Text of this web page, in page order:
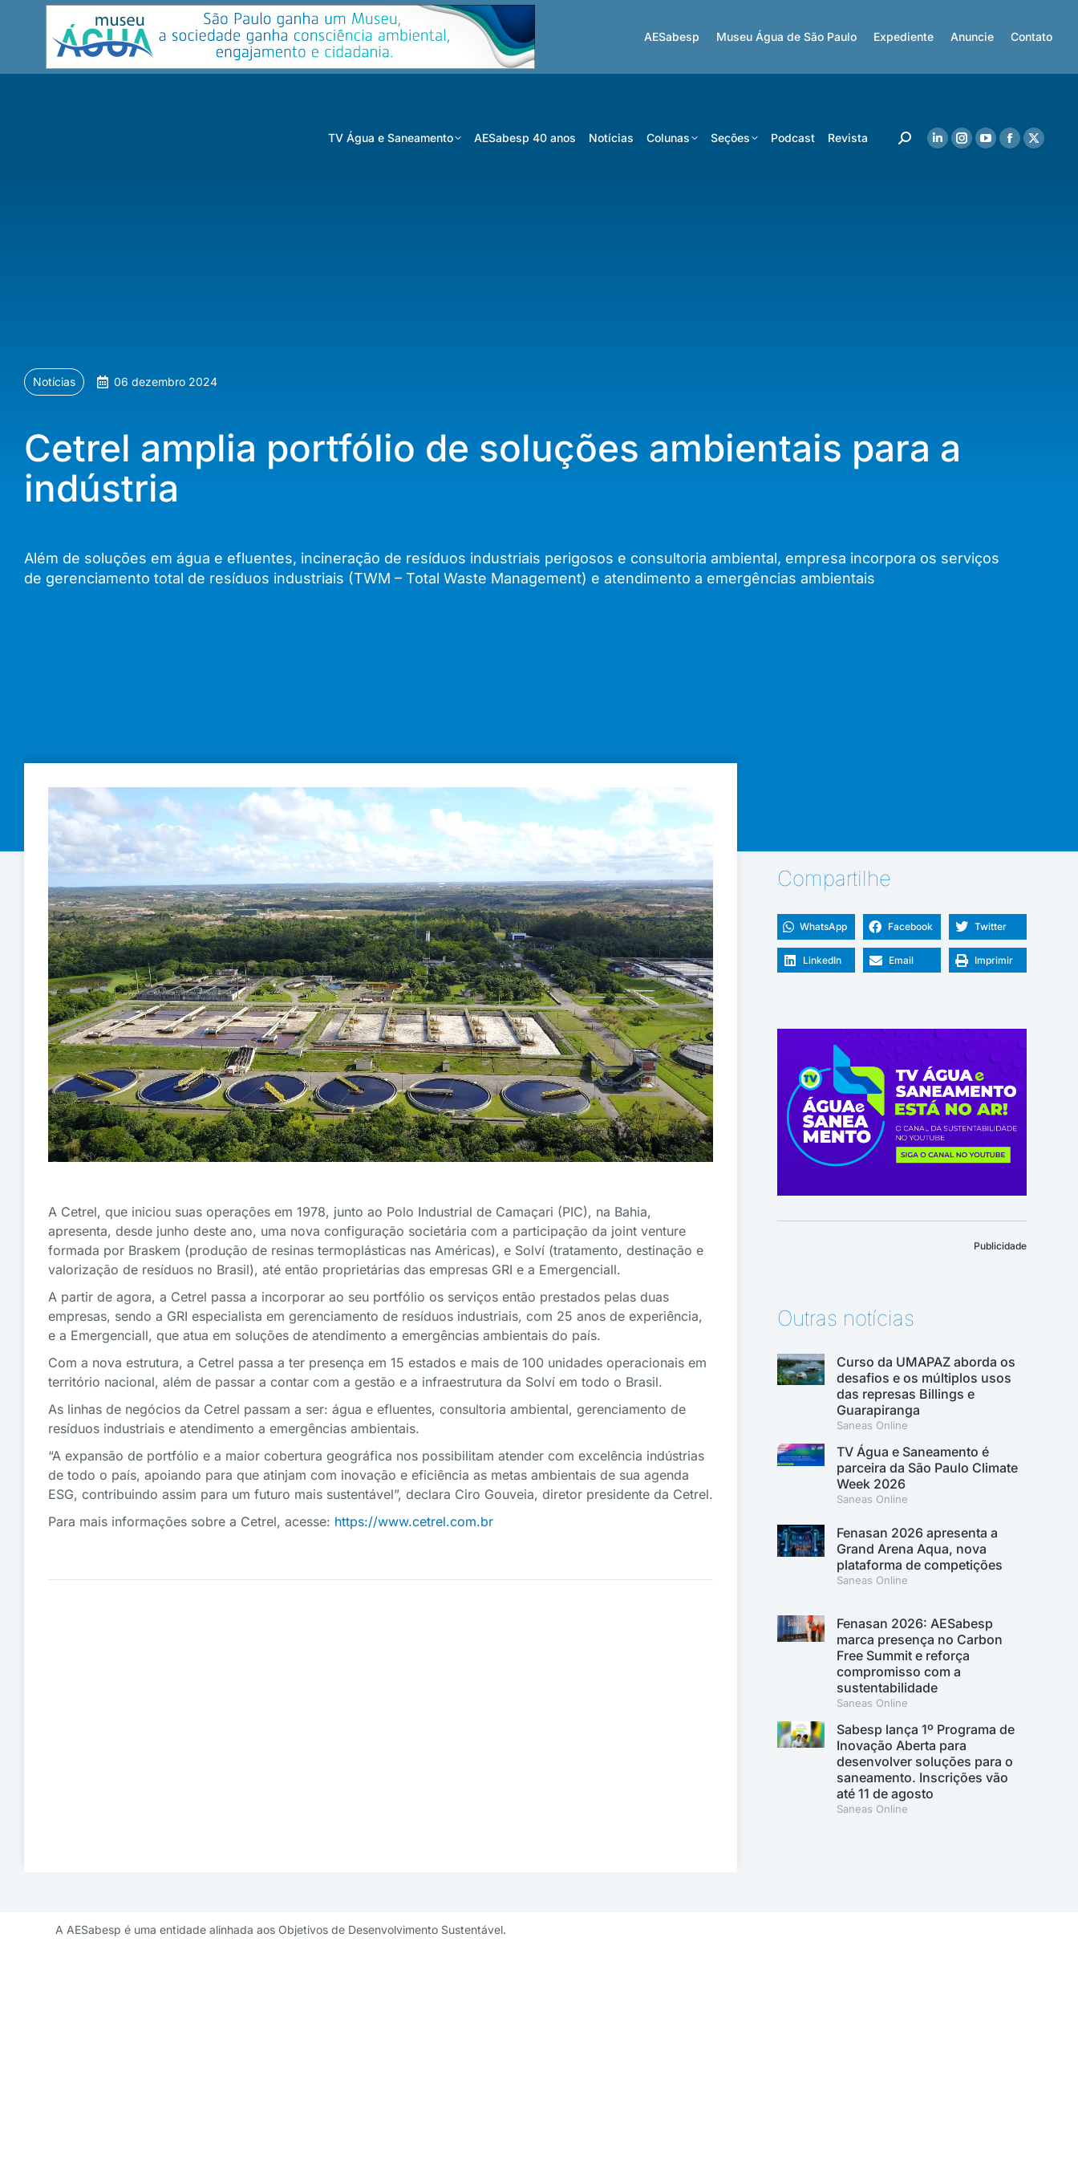
AESabesp Museu Água de São Paulo Expediente Anuncie Contato
TV Água e Saneamento AESabesp 40 anos Notícias Colunas Seções Podcast Revista
Notícias 06 dezembro 2024
Cetrel amplia portfólio de soluções ambientais para a
indústria
Além de soluções em água e efluentes, incineração de resíduos industriais perigosos e consultoria ambiental, empresa incorpora os serviços
de gerenciamento total de resíduos industriais (TWM – Total Waste Management) e atendimento a emergências ambientais
A Cetrel, que iniciou suas operações em 1978, junto ao Polo Industrial de Camaçari (PIC), na Bahia,
apresenta, desde junho deste ano, uma nova configuração societária com a participação da joint venture
formada por Braskem (produção de resinas termoplásticas nas Américas), e Solví (tratamento, destinação e
valorização de resíduos no Brasil), até então proprietárias das empresas GRI e a Emergenciall.
A partir de agora, a Cetrel passa a incorporar ao seu portfólio os serviços então prestados pelas duas
empresas, sendo a GRI especialista em gerenciamento de resíduos industriais, com 25 anos de experiência,
e a Emergenciall, que atua em soluções de atendimento a emergências ambientais do país.
Com a nova estrutura, a Cetrel passa a ter presença em 15 estados e mais de 100 unidades operacionais em
território nacional, além de passar a contar com a gestão e a infraestrutura da Solví em todo o Brasil.
As linhas de negócios da Cetrel passam a ser: água e efluentes, consultoria ambiental, gerenciamento de
resíduos industriais e atendimento a emergências ambientais.
“A expansão de portfólio e a maior cobertura geográfica nos possibilitam atender com excelência indústrias
de todo o país, apoiando para que atinjam com inovação e eficiência as metas ambientais de sua agenda
ESG, contribuindo assim para um futuro mais sustentável”, declara Ciro Gouveia, diretor presidente da Cetrel.
Para mais informações sobre a Cetrel, acesse: https://www.cetrel.com.br
Compartilhe
WhatsApp Facebook Twitter
LinkedIn Email Imprimir
Publicidade
Outras notícias
Curso da UMAPAZ aborda os
desafios e os múltiplos usos
das represas Billings e
Guarapiranga
Saneas Online
TV Água e Saneamento é
parceira da São Paulo Climate
Week 2026
Saneas Online
Fenasan 2026 apresenta a
Grand Arena Aqua, nova
plataforma de competições
Saneas Online
Fenasan 2026: AESabesp
marca presença no Carbon
Free Summit e reforça
compromisso com a
sustentabilidade
Saneas Online
Sabesp lança 1º Programa de
Inovação Aberta para
desenvolver soluções para o
saneamento. Inscrições vão
até 11 de agosto
Saneas Online
A AESabesp é uma entidade alinhada aos Objetivos de Desenvolvimento Sustentável.